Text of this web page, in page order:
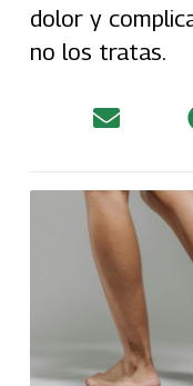
dolor y
no los tratas.